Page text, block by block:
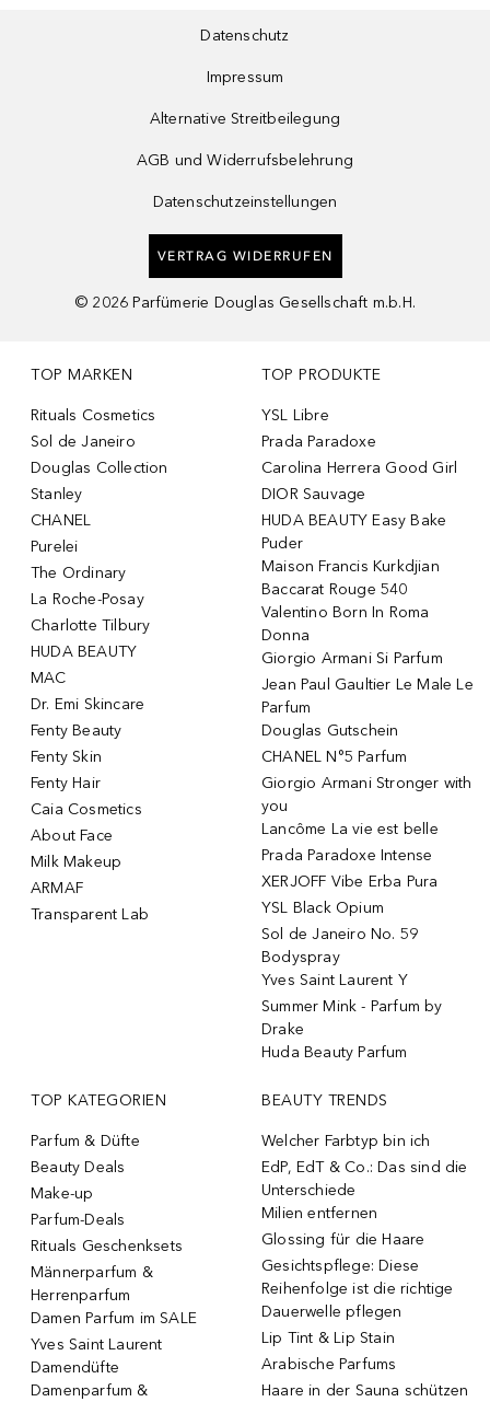
Datenschutz
Impressum
Alternative Streitbeilegung
AGB und Widerrufsbelehrung
Datenschutzeinstellungen
VERTRAG WIDERRUFEN
© 2026 Parfümerie Douglas Gesellschaft m.b.H.
TOP MARKEN
Rituals Cosmetics
Sol de Janeiro
Douglas Collection
Stanley
CHANEL
Purelei
The Ordinary
La Roche-Posay
Charlotte Tilbury
HUDA BEAUTY
MAC
Dr. Emi Skincare
Fenty Beauty
Fenty Skin
Fenty Hair
Caia Cosmetics
About Face
Milk Makeup
ARMAF
Transparent Lab
TOP PRODUKTE
YSL Libre
Prada Paradoxe
Carolina Herrera Good Girl
DIOR Sauvage
HUDA BEAUTY Easy Bake
Puder
Maison Francis Kurkdjian
Baccarat Rouge 540
Valentino Born In Roma
Donna
Giorgio Armani Si Parfum
Jean Paul Gaultier Le Male Le
Parfum
Douglas Gutschein
CHANEL N°5 Parfum
Giorgio Armani Stronger with
you
Lancôme La vie est belle
Prada Paradoxe Intense
XERJOFF Vibe Erba Pura
YSL Black Opium
Sol de Janeiro No. 59
Bodyspray
Yves Saint Laurent Y
Summer Mink - Parfum by
Drake
Huda Beauty Parfum
TOP KATEGORIEN
Parfum & Düfte
Beauty Deals
Make-up
Parfum-Deals
Rituals Geschenksets
Männerparfum &
Herrenparfum
Damen Parfum im SALE
Yves Saint Laurent
Damendüfte
Damenparfum &
BEAUTY TRENDS
Welcher Farbtyp bin ich
EdP, EdT & Co.: Das sind die
Unterschiede
Milien entfernen
Glossing für die Haare
Gesichtspflege: Diese
Reihenfolge ist die richtige
Dauerwelle pflegen
Lip Tint & Lip Stain
Arabische Parfums
Haare in der Sauna schützen